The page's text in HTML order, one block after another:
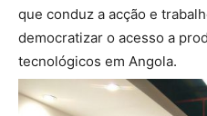
que conduz a acção e
democratizar o acesso a
tecnológicos em Angola.